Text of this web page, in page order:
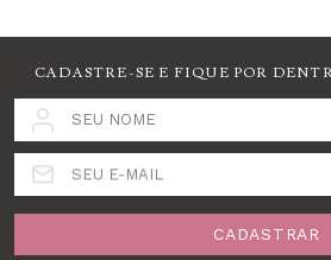
CADASTRE-SE E FIQUE POR
SEU NOME
SEU E-MAIL
CADASTRAR